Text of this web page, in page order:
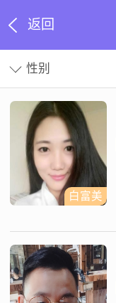
返回
性别
白富美